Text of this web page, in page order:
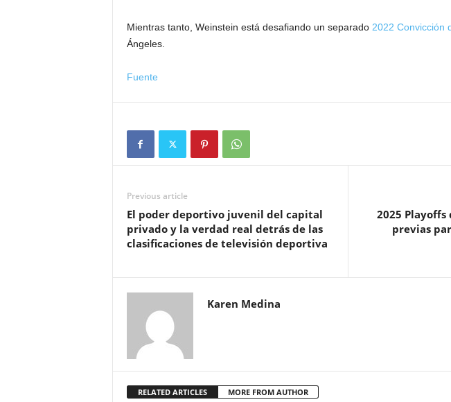
Mientras tanto, Weinstein está desafiando un separado 2022 Convicción
Ángeles.
Fuente
Previous article
El poder deportivo juvenil del capital
privado y la verdad real detrás de las
clasificaciones de televisión deportiva
2025 Playoffs
previas
Karen Medina
RELATED ARTICLES MORE FROM AUTHOR